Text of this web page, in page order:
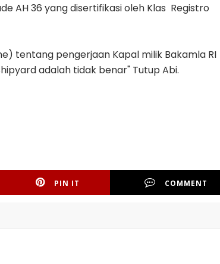
AH 36 yang disertifikasi oleh Klas Registro
tentang pengerjaan Kapal milik Bakamla RI
adalah tidak benar" Tutup Abi.
PIN IT COMMENT